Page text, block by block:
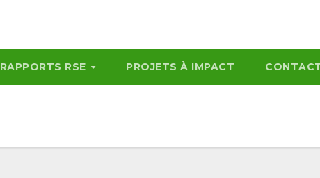
RAPPORTS RSE PROJETS À IMPACT